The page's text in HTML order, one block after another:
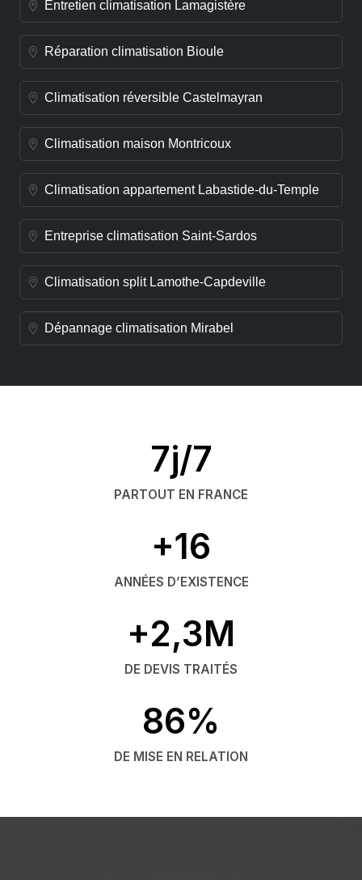
Entretien climatisation Lamagistère
Réparation climatisation Bioule
Climatisation réversible Castelmayran
Climatisation maison Montricoux
Climatisation appartement Labastide-du-Temple
Entreprise climatisation Saint-Sardos
Climatisation split Lamothe-Capdeville
Dépannage climatisation Mirabel
7j/7
PARTOUT EN FRANCE
+16
ANNÉES D’EXISTENCE
+2,3M
DE DEVIS TRAITÉS
86%
DE MISE EN RELATION